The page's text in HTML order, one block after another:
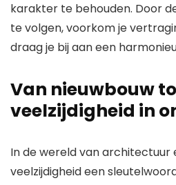
karakter te behouden. Door
te volgen, voorkom je
draag je bij aan een
Van nieuwbouw
veelzijdigheid in
In de wereld van architectuur
veelzijdigheid een